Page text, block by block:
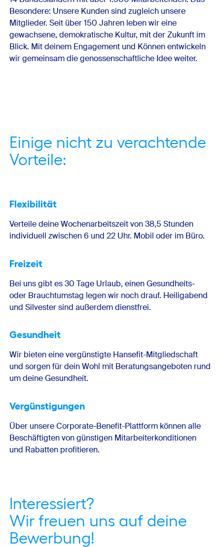
Besondere: Unsere Kunden sind zugleich unsere
Mitglieder. Seit über 150 Jahren leben wir eine
gewachsene, demokratische Kultur, mit der Zukunft im
Blick. Mit deinem Engagement und Können entwickeln
wir gemeinsam die genossen­schaftliche Idee weiter.
Einige nicht zu verachtende
Vorteile:
Flexibilität
Verteile deine Wochenarbeitszeit von 38,5 Stunden
individuell zwischen 6 und 22 Uhr. Mobil oder im Büro.
Freizeit
Bei uns gibt es 30 Tage Urlaub, einen Gesundheits-
oder Brauchtumstag legen wir noch drauf. Heiligabend
und Silvester sind außerdem dienstfrei.
Gesundheit
Wir bieten eine vergünstigte Hansefit-Mitgliedschaft
und sorgen für dein Wohl mit Beratungsangeboten rund
um deine Gesundheit.
Vergünstigungen
Über unsere Corporate-Benefit-Plattform können alle
Beschäftigten von günstigen Mitarbeiterkonditionen
und Rabatten profitieren.
Interessiert?
Wir freuen uns auf deine
Bewerbung!